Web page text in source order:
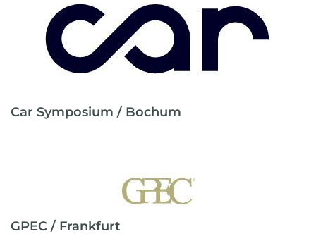
Car Symposium / Bochum
GPEC / Frankfurt